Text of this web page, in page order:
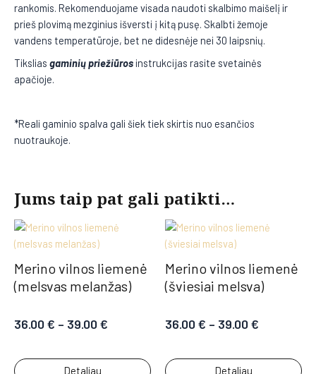
rankomis. Rekomenduojame visada naudoti skalbimo maišelį ir
prieš plovimą mezginius išversti į kitą pusę. Skalbti žemoje
vandens temperatūroje, bet ne didesnėje nei 30 laipsnių.
Tikslias gaminių priežiūrosinstrukcijas rasite svetainės
apačioje.
*Reali gaminio spalva gali šiek tiek skirtis nuo esančios
nuotraukoje.
Jums taip pat gali patikti…
Merino vilnos liemenė
(melsvas melanžas)
36.00€ – 39.00€
Detaliau
Merino vilnos liemenė
(šviesiai melsva)
36.00€ – 39.00€
Detaliau